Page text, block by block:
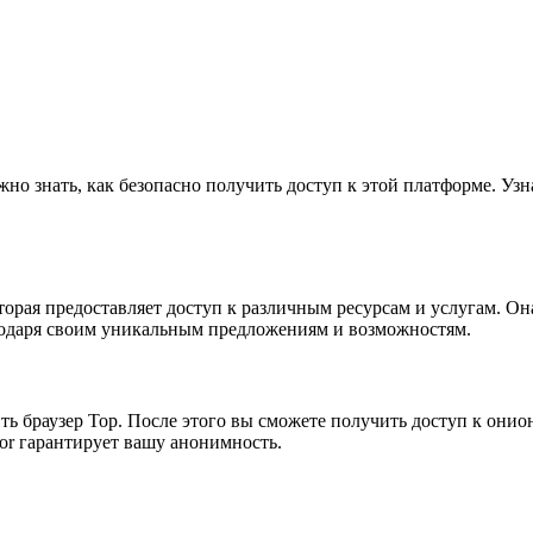
знать, как безопасно получить доступ к этой платформе.
предоставляет доступ к различным ресурсам и услугам.
своим уникальным предложениям и возможностям.
браузер Тор. После этого вы сможете получить доступ к
гарантирует вашу анонимность.